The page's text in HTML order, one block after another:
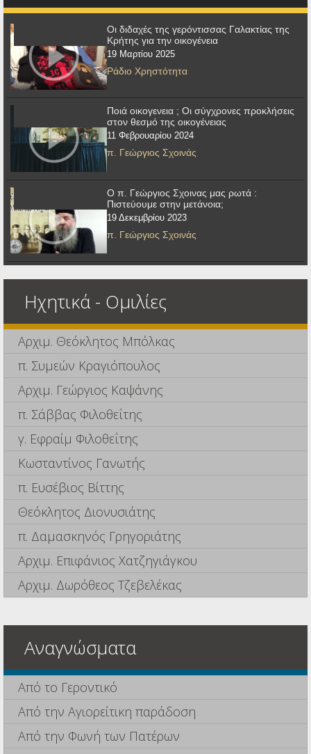
Οι διδαχές της γερόντισσας Γαλακτίας της
Κρήτης για την οικογένεια
19 Μαρτίου 2025
Ράδιο Χρηστότητα
Ποιά οικογενεια ; Οι σύγχρονες προκλήσεις
στον θεσμό της οικογένειας
11 Φεβρουαρίου 2024
π. Γεώργιος Σχοινάς
Ο π. Γεώργιος Σχοινας μας ρωτά :
Πιστεύουμε στην μετάνοια;
19 Δεκεμβρίου 2023
π. Γεώργιος Σχοινάς
Ηχητικά - Ομιλίες
Αρχιμ. Θεόκλητος Μπόλκας
π. Συμεών Κραγιόπουλος
Αρχιμ. Γεώργιος Καψάνης
π. Σάββας Φιλοθεΐτης
γ. Εφραίμ Φιλοθεΐτης
Κωσταντίνος Γανωτής
π. Ευσέβιος Βίττης
Θεόκλητος Διονυσιάτης
π. Δαμασκηνός Γρηγοριάτης
Αρχιμ. Επιφάνιος Χατζηγιάγκου
Αρχιμ. Δωρόθεος Τζεβελέκας
Αναγνώσματα
Από το Γεροντικό
Από την Αγιορείτικη παράδοση
Από την Φωνή των Πατέρων